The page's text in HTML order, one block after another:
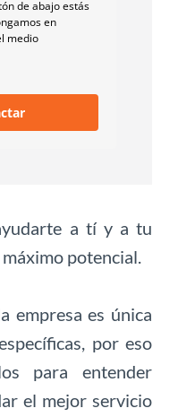
de abajo estás
en
medio
a tí y a tu
potencial.
empresa es única
por eso
para entender
el mejor servicio